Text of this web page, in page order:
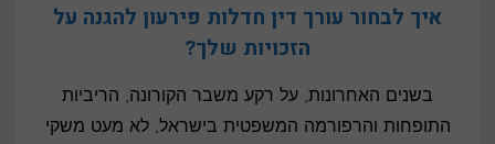
איך לבחור עורך דין חדלות פירעון להגנה על
הזכויות שלך?
בשנים האחרונות, על רקע משבר הקורונה, הריביות
התופחות והרפורמה המשפטית בישראל, לא מעט משקי